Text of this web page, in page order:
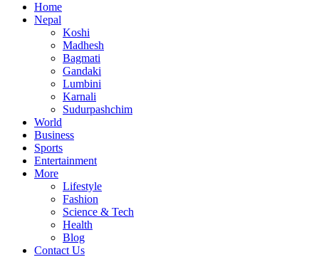
Home
Nepal
Koshi
Madhesh
Bagmati
Gandaki
Lumbini
Karnali
Sudurpashchim
World
Business
Sports
Entertainment
More
Lifestyle
Fashion
Science & Tech
Health
Blog
Contact Us